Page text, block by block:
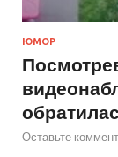
ЮМОР
Оставьте